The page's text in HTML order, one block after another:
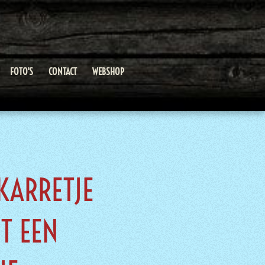
FOTO'S CONTACT WEBSHOP
EEN